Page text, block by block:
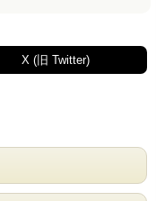
X (旧 Twitter)